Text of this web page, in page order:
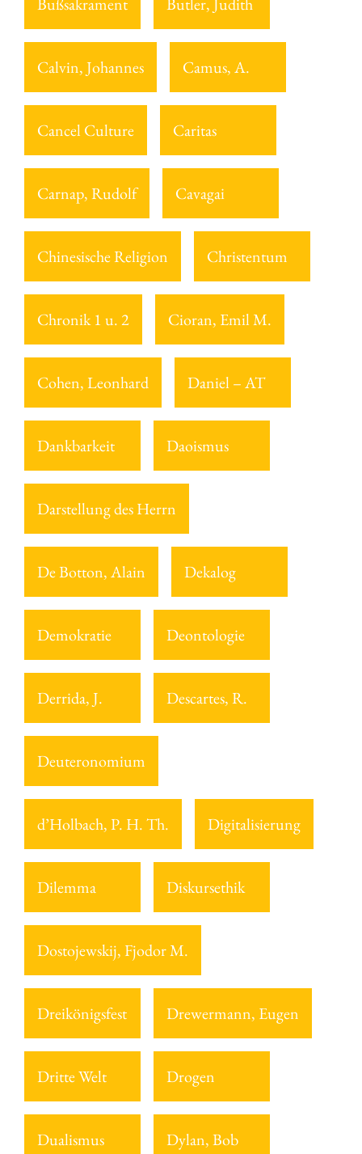
Calvin, Johannes Camus, A.
Cancel Culture Caritas
Carnap, Rudolf Cavagai
Chinesische Religion Christentum
Chronik 1 u. 2 Cioran, Emil M.
Cohen, Leonhard Daniel – AT
Dankbarkeit Daoismus
Darstellung des Herrn
De Botton, Alain Dekalog
Demokratie Deontologie
Derrida, J. Descartes, R.
Deuteronomium
d’Holbach, P. H. Th. Digitalisierung
Dilemma Diskursethik
Dostojewskij, Fjodor M.
Dreikönigsfest Drewermann, Eugen
Dritte Welt Drogen
Dualismus Dylan, Bob